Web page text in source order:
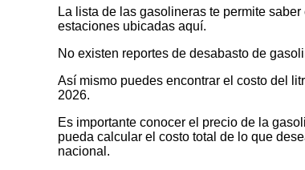
La lista de las gasolineras te permite
estaciones ubicadas aquí.
No existen reportes de desabasto de
Así mismo puedes encontrar el costo del
2026.
Es importante conocer el precio de la
pueda calcular el costo total de lo que
nacional.